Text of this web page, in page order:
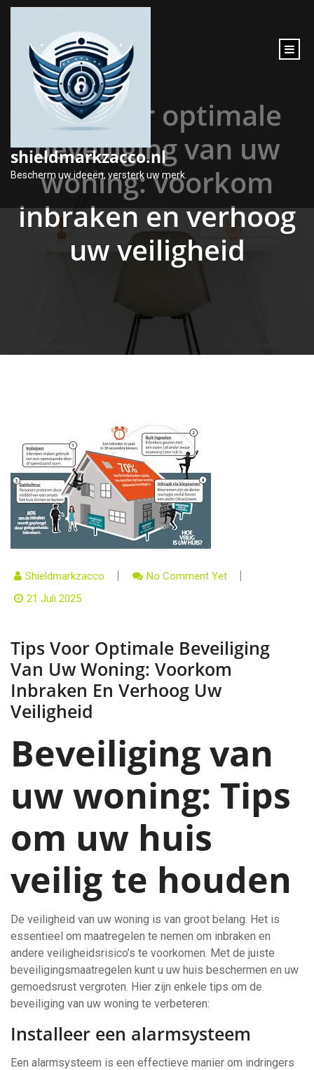
inhoud
shieldmarkzacco.nl
Bescherm uw ideeën, versterk uw merk.
Tips voor optimale
beveiliging van uw
woning: voorkom
inbraken en verhoog
uw veiligheid
Shieldmarkzacco
No Comment Yet
21 Juli 2025
Tips Voor Optimale Beveiliging
Van Uw Woning: Voorkom
Inbraken En Verhoog Uw
Veiligheid
Beveiliging van
uw woning: Tips
om uw huis
veilig te houden
De veiligheid van uw woning is van groot belang. Het is
essentieel om maatregelen te nemen om inbraken en
andere veiligheidsrisico’s te voorkomen. Met de juiste
beveiligingsmaatregelen kunt u uw huis beschermen en uw
gemoedsrust vergroten. Hier zijn enkele tips om de
beveiliging van uw woning te verbeteren:
Installeer een alarmsysteem
Een alarmsysteem is een effectieve manier om indringers